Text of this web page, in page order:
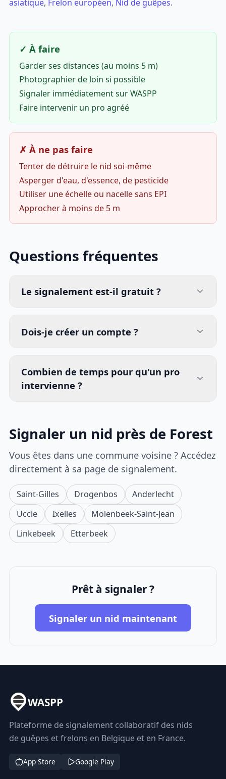
asiatique, Frelon européen, Nid de guêpes.
✓ À faire
Garder ses distances (au moins 5 m)
Photographier de loin si possible
Signaler immédiatement sur WASPP
Faire intervenir un pro agréé
✗ À ne pas faire
Tenter de détruire le nid soi-même
Asperger d'eau, d'essence, de pesticide
Utiliser une échelle ou nacelle sans EPI
Approcher à moins de 5 m
Questions fréquentes
Le signalement est-il gratuit ?
Dois-je créer un compte ?
Combien de temps pour qu'un pro
intervienne ?
Signaler un nid près de Forest
Vous êtes dans une commune voisine ? Accédez
directement à sa page de signalement.
Saint-Gilles Drogenbos
Anderlecht
Uccle
Ixelles
Molenbeek-Saint-Jean
Linkebeek
Etterbeek
Prêt à signaler ?
Signaler un nid maintenant
WASPP
Plateforme de signalement collaboratif des nids
de guêpes et frelons en Belgique et en France.
App Store Google Play